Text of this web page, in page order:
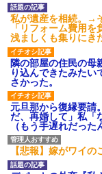
私が遺産を相続。→
「リフォーム費用
浅ましくも集りにき
隣の部屋の住民の母
り込んできたみたい
さかった。
元旦那から復縁要請
だ、再婚して」私「
（もう手遅れだった
【悲報】嫁がワイ